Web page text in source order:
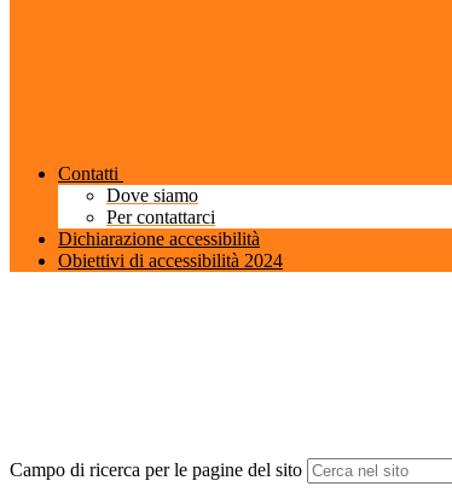
Contatti
Dove siamo
Per contattarci
Dichiarazione accessibilità
Obiettivi di accessibilità 2024
Campo di ricerca per le pagine del sito